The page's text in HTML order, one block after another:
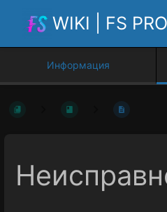
WIKI | FS
Информация